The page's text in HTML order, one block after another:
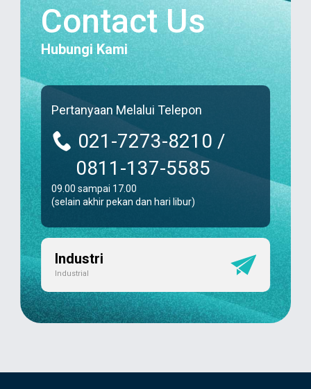
Contact Us
Hubungi Kami
Pertanyaan Melalui Telepon
021-7273-8210 /
0811-137-5585
09.00 sampai 17.00
(selain akhir pekan dan hari libur)
Industri
Industrial